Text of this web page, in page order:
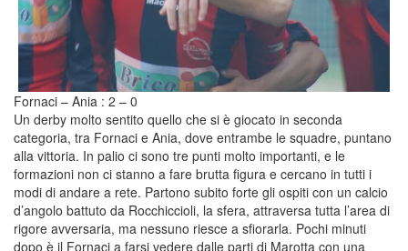
Fornaci – Ania : 2 – 0
Un derby molto sentito quello che si è giocato in seconda
categoria, tra Fornaci e Ania, dove entrambe le squadre, puntano
alla vittoria. In palio ci sono tre punti molto importanti, e le
formazioni non ci stanno a fare brutta figura e cercano in tutti i
modi di andare a rete. Partono subito forte gli ospiti con un calcio
d’angolo battuto da Rocchiccioli, la sfera, attraversa tutta l’area di
rigore avversaria, ma nessuno riesce a sfiorarla. Pochi minuti
dopo è il Fornaci a farsi vedere dalle parti di Marotta con una